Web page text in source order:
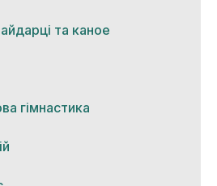
та каное
гімнастика